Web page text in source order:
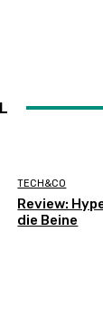
TECH&CO
Review:
die Beine